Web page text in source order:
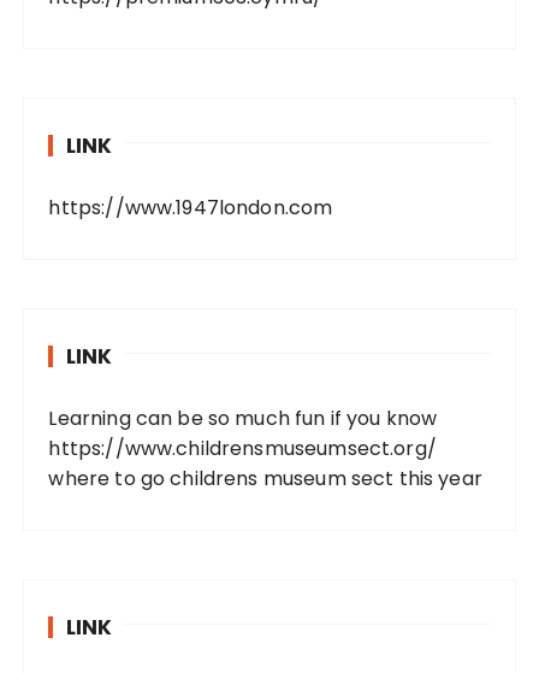
LINK
https://www.1947london.com
LINK
Learning can be so much fun if you know
https://www.childrensmuseumsect.org/
where to go childrens museum sect this year
LINK